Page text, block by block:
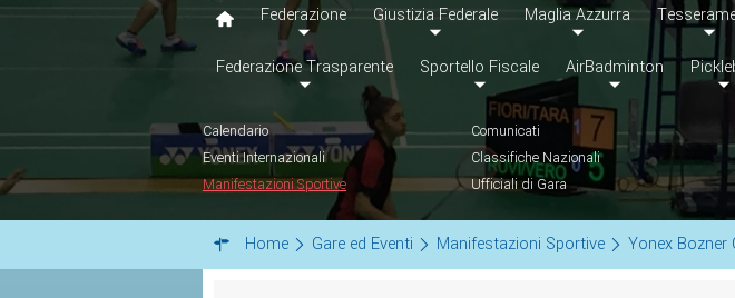
Federazione Giustizia Federale Maglia Azzurra
Federazione Trasparente Sportello Fiscale AirBadminton
Calendario Comunicati
Eventi Internazionali
Classifiche Nazionali
Manifestazioni Sportive
Ufficiali di Gara
Home Gare ed Eventi Manifestazioni Sportive Yonex Bozner